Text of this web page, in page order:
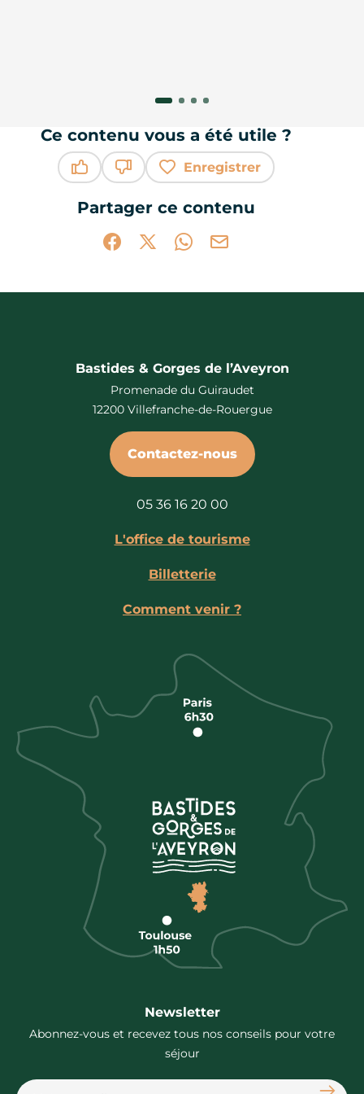
Ce contenu vous a été utile ?
Enregistrer
Partager ce contenu
Partager sur Facebook (nouvelle
Partager sur X / Twitter (nouvelle
Partager sur WhatsApp
Partager par mail
Bastides & Gorges de l’Aveyron
Promenade du Guiraudet
12200 Villefranche-de-Rouergue
Contactez-nous
05 36 16 20 00
L'office de tourisme
Billetterie
Comment venir ?
Newsletter
Abonnez-vous et recevez tous nos conseils pour votre
séjour